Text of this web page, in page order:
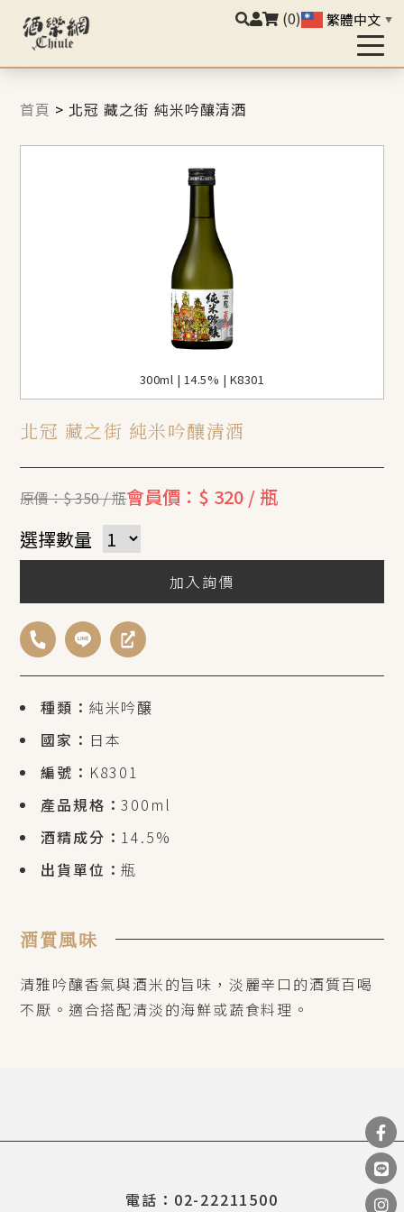
(0) 繁體中文 ▼
首頁 > 北冠 藏之街 純米吟釀清酒
300ml | 14.5% | K8301
北冠 藏之街 純米吟釀清酒
種類： 純米吟醸
國家： 日本
編號： K8301
產品規格：300ml
酒精成分： 14.5%
出貨單位：瓶
原價：$ 350 / 瓶會員價：$ 320 / 瓶
選擇數量
加入詢價
酒質風味
清雅吟釀香氣與酒米的旨味，淡麗辛口的酒質百喝
不厭。適合搭配清淡的海鮮或蔬食料理。
電話：02-22211500